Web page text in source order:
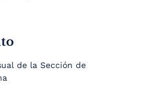
de la Sección de